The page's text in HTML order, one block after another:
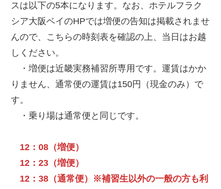
スは以下の5本になります。なお、ホテルフラク
シア大阪ベイのHPでは増便の告知は掲載されませ
んので、こちらの時刻表を確認の上、当日はお越
しください。
・増便は近畿実務補習所専用です。運賃はかか
りません、通常便の運賃は150円（現金のみ）で
す。
・乗り場は通常便と同じです。
12：08（増便）
12：23（増便）
12：38（通常便）※補習生以外の一般の方も利